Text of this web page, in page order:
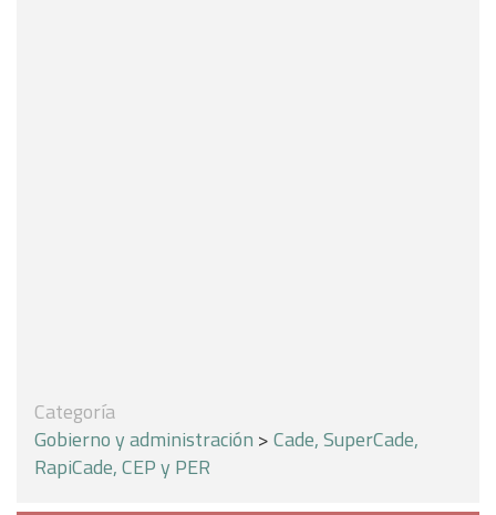
Categoría
Gobierno y administración >Cade, SuperCade,
RapiCade, CEP y PER